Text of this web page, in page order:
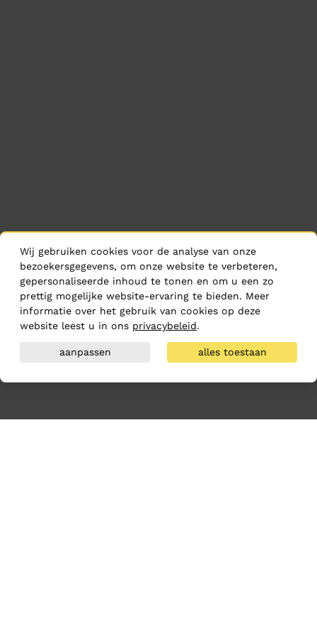
Wij gebruiken cookies voor de analyse van onze
bezoekersgegevens, om onze website te verbeteren,
gepersonaliseerde inhoud te tonen en om u een zo
prettig mogelijke website-ervaring te bieden. Meer
informatie over het gebruik van cookies op deze
website leest u in ons privacybeleid.
aanpassen alles toestaan